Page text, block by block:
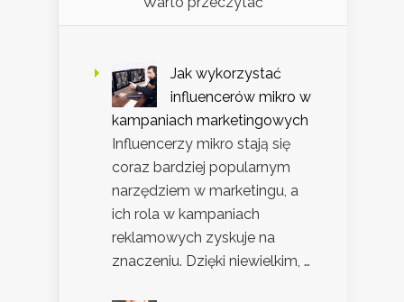
Jak wykorzystać
influencerów mikro w
kampaniach marketingowych
Influencerzy mikro stają się
coraz bardziej popularnym
narzędziem w marketingu, a
ich rola w kampaniach
reklamowych zyskuje na
znaczeniu. Dzięki niewielkim, …